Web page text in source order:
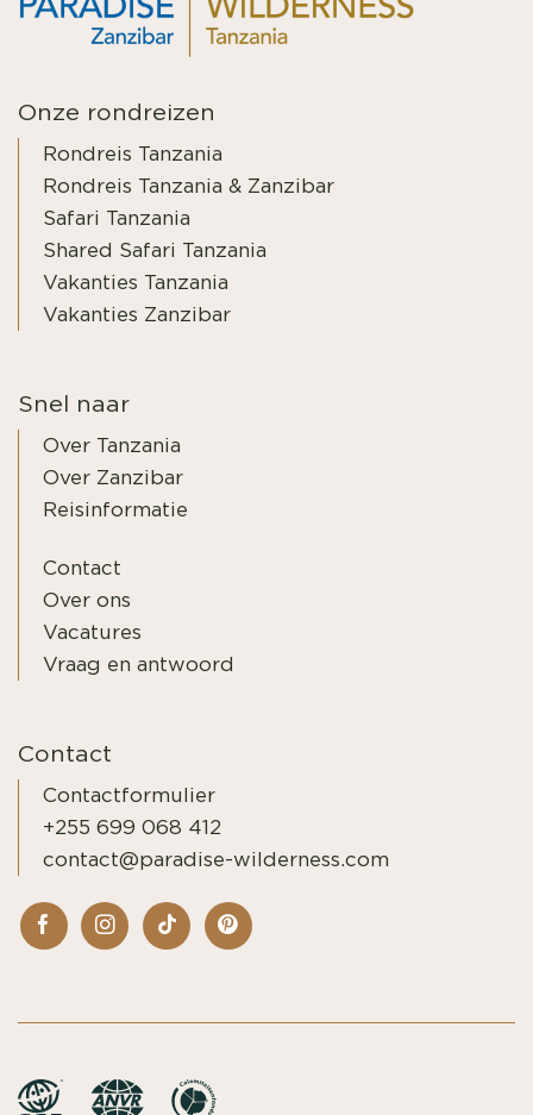
Onze rondreizen
Rondreis Tanzania
Rondreis Tanzania & Zanzibar
Safari Tanzania
Shared Safari Tanzania
Vakanties Tanzania
Vakanties Zanzibar
Snel naar
Over Tanzania
Over Zanzibar
Reisinformatie
Contact
Over ons
Vacatures
Vraag en antwoord
Contact
Contactformulier
+255 699 068 412
contact@paradise-wilderness.com